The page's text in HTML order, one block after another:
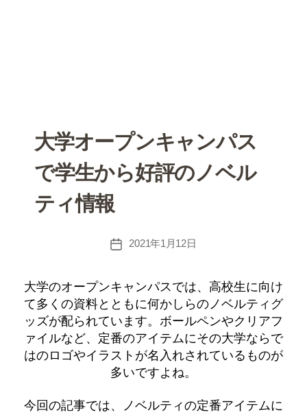
大学オープンキャンパス
で学生から好評のノベル
ティ情報
投
2021年1月12日
大学のオープンキャンパスでは、高校生に向け
て多くの資料とともに何かしらのノベルティグ
ッズが配られています。ボールペンやクリアフ
ァイルなど、定番のアイテムにその大学ならで
はのロゴやイラストが名入れされているものが
多いですよね。
今回の記事では、ノベルティの定番アイテムに